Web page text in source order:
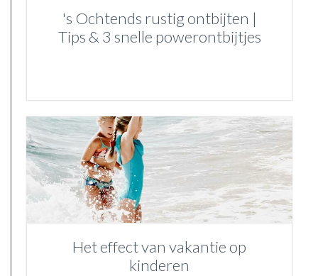
's Ochtends rustig ontbijten |
Tips & 3 snelle powerontbijtjes
Het effect van vakantie op
kinderen